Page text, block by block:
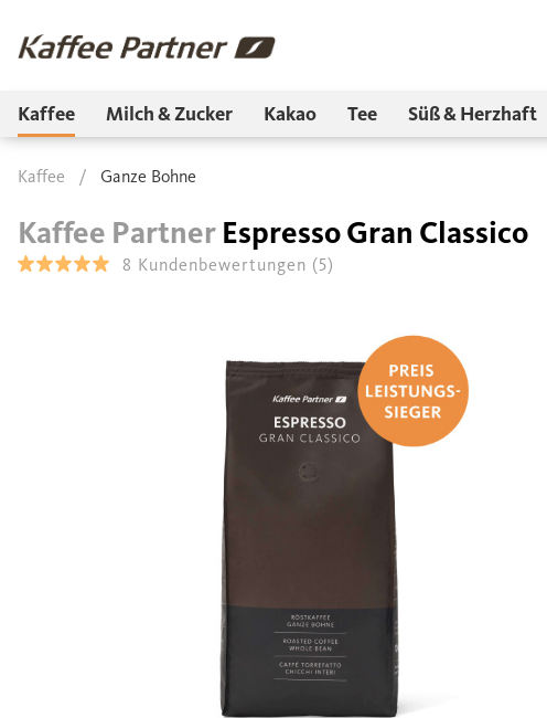
Kaffee Milch & Zucker Kakao Tee Süß & Herzhaft
Kaffee / Ganze Bohne
Kaffee Partner Espresso Gran Classico
8 Kundenbewertungen (5)